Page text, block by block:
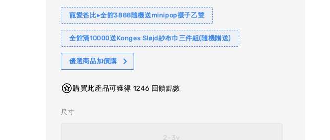
寵愛爸比▸全館3888隨機送minipop襪子乙雙
全館滿10000送Konges Sløjd紗布巾三件組(隨機贈送)
優選商品加價購
購買此產品可獲得 1246 回饋點數
尺寸
2-3y